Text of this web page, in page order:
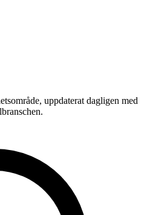
uppdaterat dagligen med